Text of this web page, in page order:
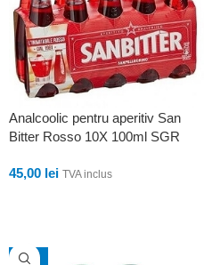
Analcoolic pentru aperitiv San
Bitter Rosso 10X 100ml SGR
45,00 lei TVA inclus
-18%